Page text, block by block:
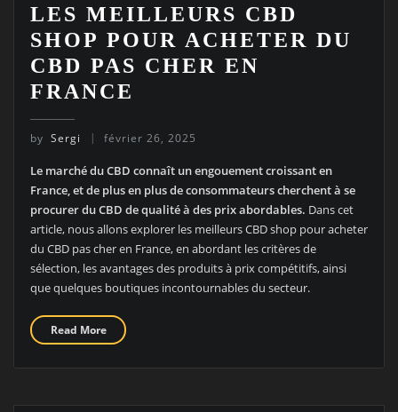
LES MEILLEURS CBD
SHOP POUR ACHETER DU
CBD PAS CHER EN
FRANCE
by Sergi février 26, 2025
Le marché du CBD connaît un engouement croissant en
France, et de plus en plus de consommateurs cherchent à se
procurer du CBD de qualité à des prix abordables. Dans cet
article, nous allons explorer les meilleurs CBD shop pour acheter
du CBD pas cher en France, en abordant les critères de
sélection, les avantages des produits à prix compétitifs, ainsi
que quelques boutiques incontournables du secteur.
Read More